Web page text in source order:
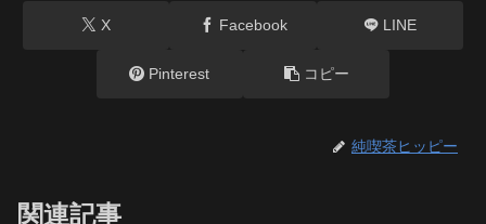
X Facebook LINE
Pinterest コピー
純喫茶ヒッピー
関連記事